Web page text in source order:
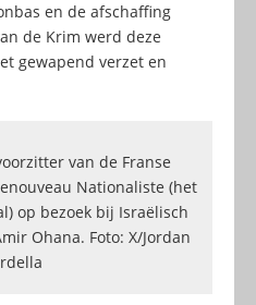
en de afschaffing
de Krim werd deze
gewapend verzet en
van de Franse
Nationaliste (het
op bezoek bij Israëlisch
Ohana. Foto: X/Jordan